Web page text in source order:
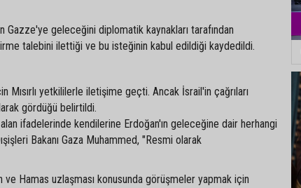
geleceğini diplomatik kaynakları tarafından
talebini ilettiği ve bu isteğinin kabul edildiği kaydedildi.
yetkililerle iletişime geçti. Ancak İsrail'in çağrıları
gördüğü belirtildi.
ifadelerinde kendilerine Erdoğan'ın geleceğine dair herhangi
Bakanı Gaza Muhammed, "Resmi olarak
Hamas uzlaşması konusunda görüşmeler yapmak için